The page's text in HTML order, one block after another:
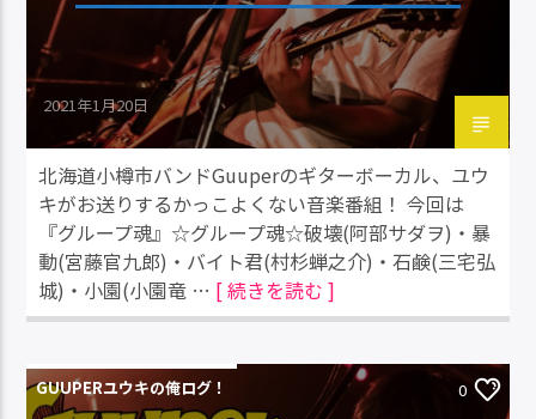
2021年1月20日
北海道小樽市バンドGuuperのギターボーカル、ユウ
キがお送りするかっこよくない音楽番組！ 今回は
『グループ魂』☆グループ魂☆破壊(阿部サダヲ)・暴
動(宮藤官九郎)・バイト君(村杉蝉之介)・石鹸(三宅弘
城)・小園(小園竜 … [ 続きを読む ]
GUUPERユウキの俺ログ！ 0